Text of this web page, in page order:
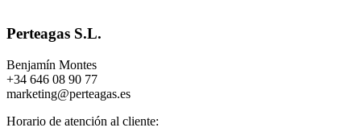
Perteagas S.L.
Benjamín Montes
+34 646 08 90 77
marketing@perteagas.es
Horario de atención al cliente: